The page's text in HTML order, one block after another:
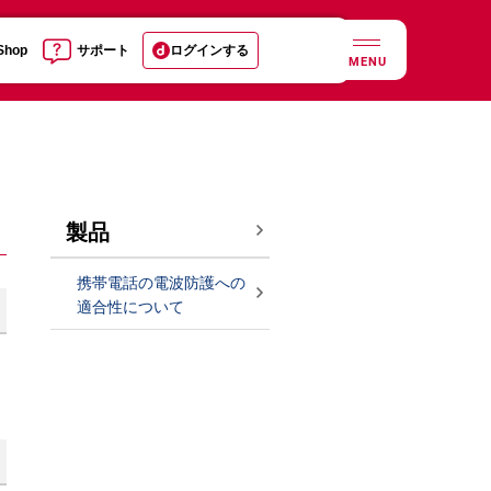
サポート ログインする
MENU
製品
携帯電話の電波防護への
適合性について